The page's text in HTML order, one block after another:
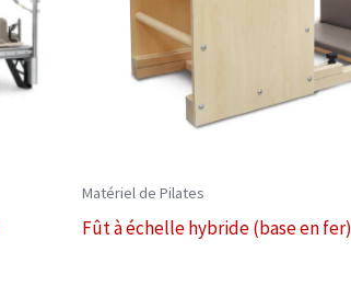
Matériel de Pilates
Fût à échelle hybride (base en fer)